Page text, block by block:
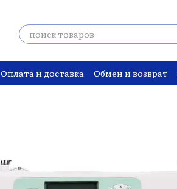
Оплата и доставка Обмен и возврат